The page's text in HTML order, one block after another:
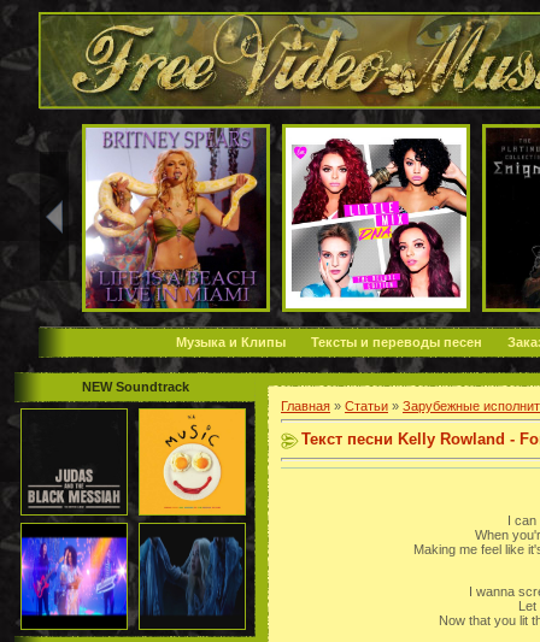
Музыка и Клипы Тексты и переводы песен
NEW Soundtrack
Главная » Статьи » Зарубежные
Текст песни Kelly Rowland -
I
When
Making me feel like
I wanna
Let
Now that you lit